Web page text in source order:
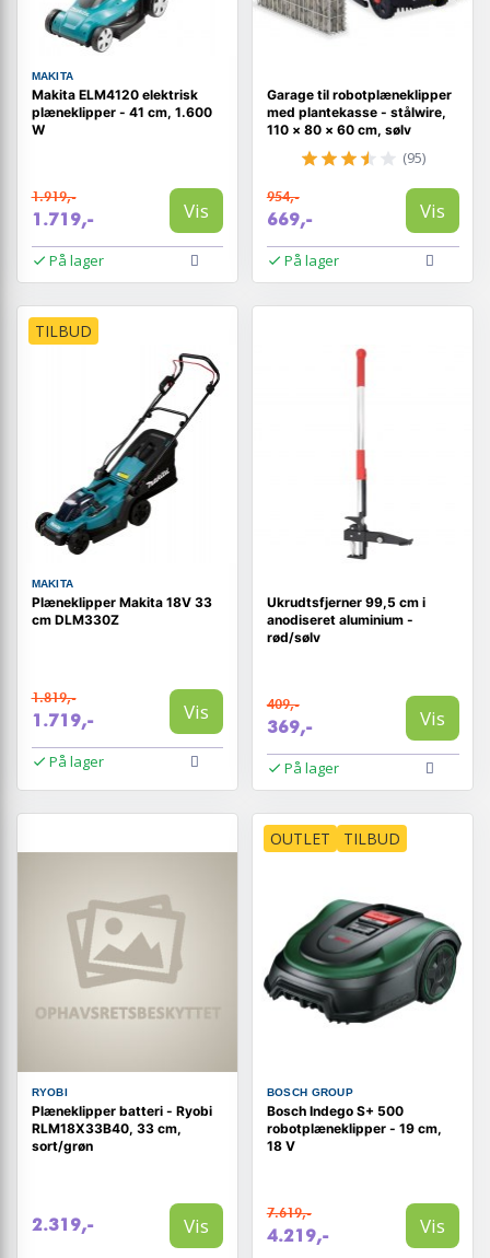
MAKITA
Makita ELM4120 elektrisk
plæneklipper - 41 cm, 1.600
W
1.919,-
1.719,- Vis
På lager
Garage til robotplæneklipper
med plantekasse - stålwire,
110 × 80 × 60 cm, sølv
(95)
954,-
669,- Vis
På lager
TILBUD
MAKITA
Plæneklipper Makita 18V 33
cm DLM330Z
1.819,-
1.719,- Vis
På lager
Ukrudtsfjerner 99,5 cm i
anodiseret aluminium -
rød/sølv
409,-
369,- Vis
På lager
RYOBI
Plæneklipper batteri - Ryobi
RLM18X33B40, 33 cm,
sort/grøn
2.319,- Vis
OUTLET TILBUD
BOSCH GROUP
Bosch Indego S+ 500
robotplæneklipper - 19 cm,
18 V
7.619,-
4.219,- Vis